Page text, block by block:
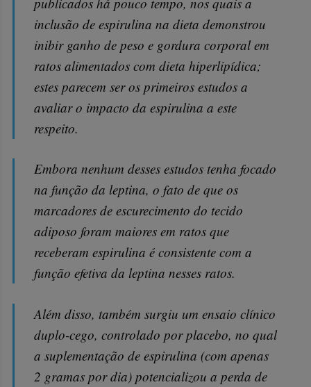
inclusão de espirulina na dieta demonstrou
inibir ganho de peso e gordura corporal em
ratos alimentados com dieta hiperlipídica;
estes parecem ser os primeiros estudos a
avaliar o impacto da espirulina a este
respeito.
Embora nenhum desses estudos tenha focado
na função da leptina, o fato de que os
marcadores de escurecimento do tecido
adiposo foram maiores em ratos que
receberam espirulina é consistente com a
função efetiva da leptina nesses ratos.
Além disso, também surgiu um ensaio clínico
duplo-cego, controlado por placebo, no qual
a suplementação de espirulina (com apenas
2 gramas por dia) potencializou a perda de